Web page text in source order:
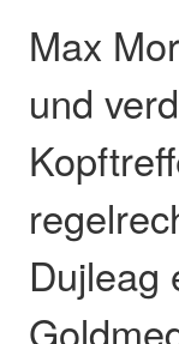
Max
und
Dujleag